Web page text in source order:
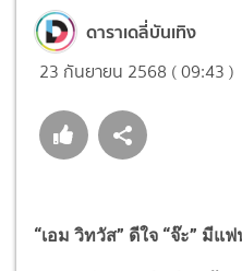
ดาราเดลี่บันเทิง
23 กันยายน 2568 ( 09:43 )
“เอม วิทวัส” ดีใจ “จ๊ะ” มี